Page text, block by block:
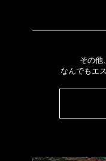
その他
なんでもエ